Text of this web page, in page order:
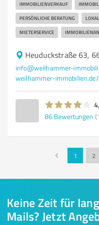
IMMOBILIENVERKAUF
PERSÖNLICHE BERATUNG
MIETERSERVICE
Heuduckstraße 63,
info@weilhammer-
weilhammer-immobilien.de/
86 Bewertungen
1 2
Keine Zeit für
Mails? Jetzt